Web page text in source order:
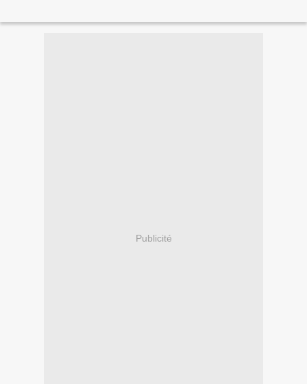
Publicité